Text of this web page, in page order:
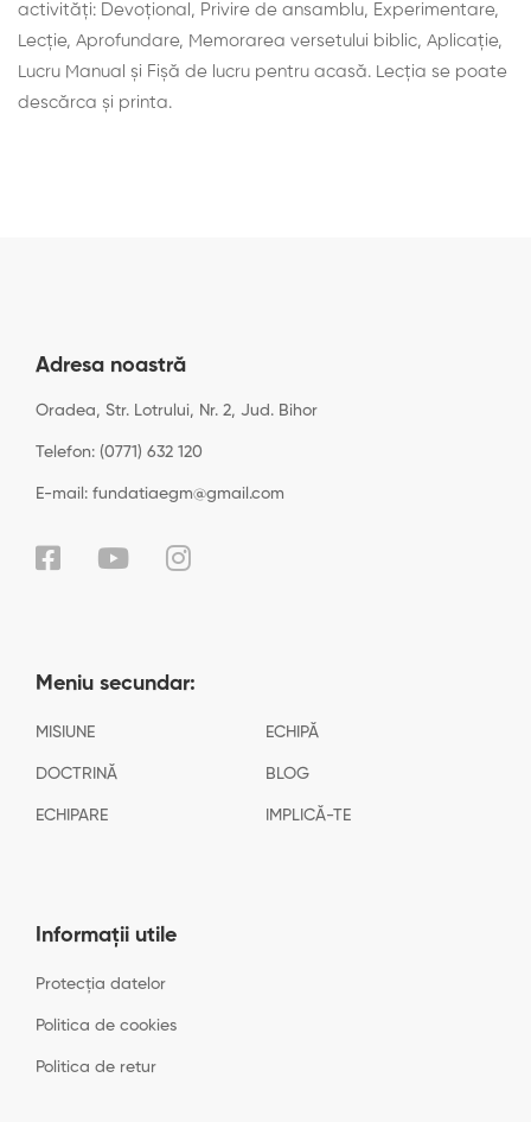
activități: Devoţional, Privire de ansamblu, Experimentare,
Lecţie, Aprofundare, Memorarea versetului biblic, Aplicaţie,
Lucru Manual și Fişă de lucru pentru acasă. Lecţia se poate
descărca şi printa.
Adresa noastră
Oradea, Str. Lotrului, Nr. 2, Jud. Bihor
Telefon: (0771) 632 120
E-mail: fundatiaegm@gmail.com
Meniu secundar:
MISIUNE ECHIPĂ
DOCTRINĂ BLOG
ECHIPARE IMPLICĂ-TE
Informații utile
Protecția datelor
Politica de cookies
Politica de retur